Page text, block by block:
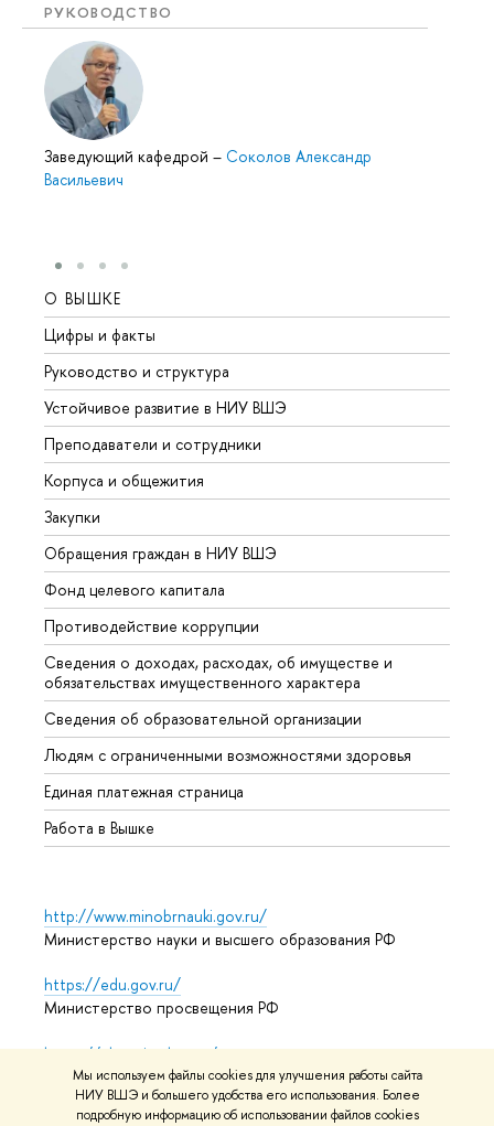
Мы используем файлы cookies для улучшения работы сайта
НИУ ВШЭ и большего удобства его использования. Более
подробную информацию об использовании файлов cookies
РУКОВОДСТВО
Заведующий кафедрой – Соколов Александр
Васильевич
О ВЫШКЕ
Цифры и факты
Руководство и структура
Устойчивое развитие в НИУ ВШЭ
Преподаватели и сотрудники
Корпуса и общежития
Закупки
Обращения граждан в НИУ ВШЭ
Фонд целевого капитала
Противодействие коррупции
Сведения о доходах, расходах, об имуществе и
обязательствах имущественного характера
Сведения об образовательной организации
Людям с ограниченными возможностями здоровья
Единая платежная страница
Работа в Вышке
http://www.minobrnauki.gov.ru/
Министерство науки и высшего образования РФ
https://edu.gov.ru/
Министерство просвещения РФ
https://elearning.hse.ru/mooc
Массовые открытые онлайн-курсы